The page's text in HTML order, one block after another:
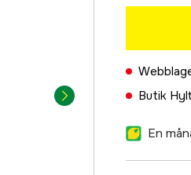
Butik
En